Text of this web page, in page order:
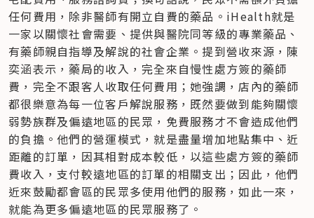
任何費用，除非醫師有開立自費的藥品。iHealth就是
一家以關懷社會需要、提供與醫院同等級的專業藥品、
有藥師親自指導及解說的社會企業。提到營收來源，陳
奕涵表示，藥局的收入，完全來自慢性處方簽的藥師
費，完全不跟客人收取任何費用；她強調，店內的藥師
都很樂意為每一位客戶解說服務，既然要做到能夠關懷
弱勢族群及偏遠地區的民眾，免費服務才不會造成他們
的負擔。他們的營運模式，就是盡量增加地點集中、近
距離的訂單，因其相對成本較低，以這些處方簽的藥師
費收入，支付較遠地區的訂單的相關支出；因此，他們
近來鼓勵都會區的民眾多使用他們的服務，如此一來，
就能為更多偏遠地區的民眾服務了。